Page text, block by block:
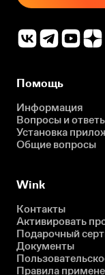
Помощь
Информация
Вопросы и
Установка
Общие вопросы
Wink
Контакты
Активировать
Подарочный
Документы
Правила